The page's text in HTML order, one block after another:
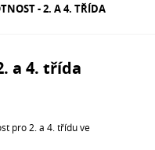
- 2. A 4. TŘÍDA
a 4. třída
pro 2. a 4. třídu ve